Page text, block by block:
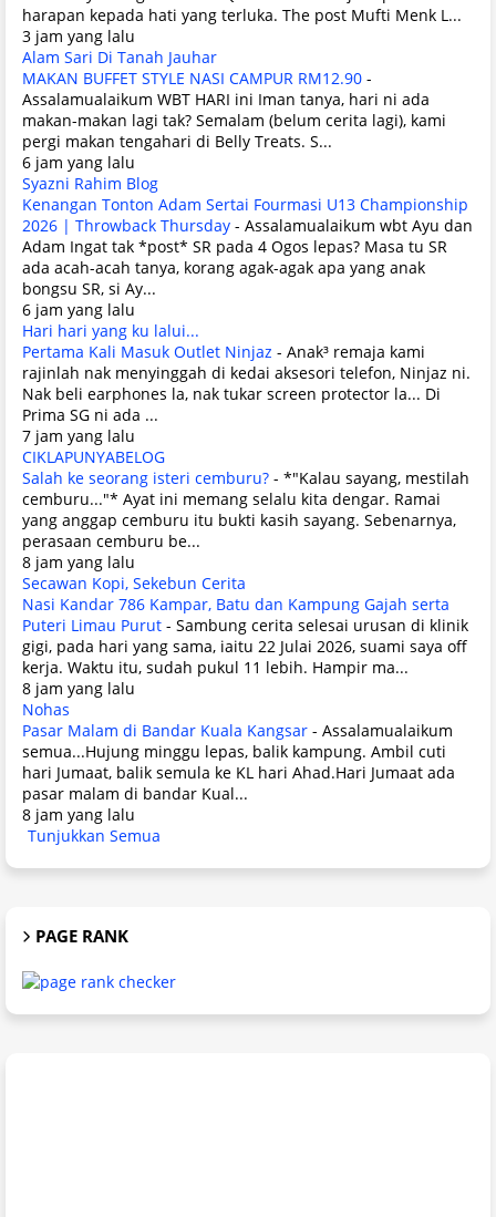
harapan kepada hati yang terluka. The post Mufti Menk L...
3 jam yang lalu
Alam Sari Di Tanah Jauhar
MAKAN BUFFET STYLE NASI CAMPUR RM12.90 -
Assalamualaikum WBT HARI ini Iman tanya, hari ni ada
makan-makan lagi tak? Semalam (belum cerita lagi), kami
pergi makan tengahari di Belly Treats. S...
6 jam yang lalu
Syazni Rahim Blog
Kenangan Tonton Adam Sertai Fourmasi U13 Championship
2026 | Throwback Thursday - Assalamualaikum wbt Ayu dan
Adam Ingat tak *post* SR pada 4 Ogos lepas? Masa tu SR
ada acah-acah tanya, korang agak-agak apa yang anak
bongsu SR, si Ay...
6 jam yang lalu
Hari hari yang ku lalui...
Pertama Kali Masuk Outlet Ninjaz - Anak³ remaja kami
rajinlah nak menyinggah di kedai aksesori telefon, Ninjaz ni.
Nak beli earphones la, nak tukar screen protector la... Di
Prima SG ni ada ...
7 jam yang lalu
CIKLAPUNYABELOG
Salah ke seorang isteri cemburu? - *"Kalau sayang, mestilah
cemburu..."* Ayat ini memang selalu kita dengar. Ramai
yang anggap cemburu itu bukti kasih sayang. Sebenarnya,
perasaan cemburu be...
8 jam yang lalu
Secawan Kopi, Sekebun Cerita
Nasi Kandar 786 Kampar, Batu dan Kampung Gajah serta
Puteri Limau Purut - Sambung cerita selesai urusan di klinik
gigi, pada hari yang sama, iaitu 22 Julai 2026, suami saya off
kerja. Waktu itu, sudah pukul 11 lebih. Hampir ma...
8 jam yang lalu
Nohas
Pasar Malam di Bandar Kuala Kangsar - Assalamualaikum
semua...Hujung minggu lepas, balik kampung. Ambil cuti
hari Jumaat, balik semula ke KL hari Ahad.Hari Jumaat ada
pasar malam di bandar Kual...
8 jam yang lalu
Tunjukkan Semua
PAGE RANK